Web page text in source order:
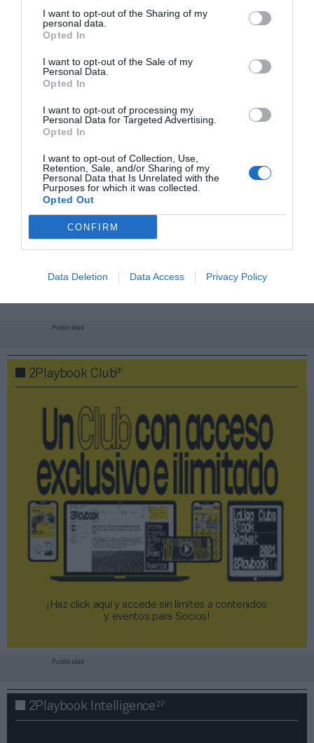
I want to opt-out of the Sharing of my
personal data.
Opted In
I want to opt-out of the Sale of my
Personal Data.
Opted In
I want to opt-out of processing my
Personal Data for Targeted Advertising.
Opted In
I want to opt-out of Collection, Use,
Retention, Sale, and/or Sharing of my
Personal Data that Is Unrelated with the
Purposes for which it was collected.
Opted Out
CONFIRM
Data Deletion Data Access Privacy Policy
Índex2P
VivaGym
Operaciones corporativas
a través de este enlace.
Añadir 2Playbook
de forma gratuita
Mantente informado con las últimas noticias de actualidad.
Compartir
Imprimir
Publicidad
2Playbook Club2P
¡Haz click aquí y accede sin límites a contenidos
y eventos para Socios!​​​​​​​
Publicidad
2Playbook Intelligence2P